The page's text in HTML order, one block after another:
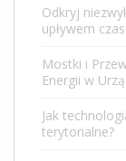
Odkryj
upływem
Mostki i
Energii w
Jak
terytorialne?